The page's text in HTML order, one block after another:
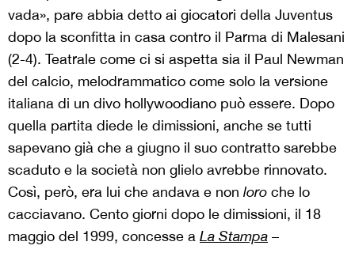
vada», pare abbia detto ai giocatori della Juventus
dopo la sconfitta in casa contro il Parma di Malesani
(2-4). Teatrale come ci si aspetta sia il Paul Newman
del calcio, melodrammatico come solo la versione
italiana di un divo hollywoodiano può essere. Dopo
quella partita diede le dimissioni, anche se tutti
sapevano già che a giugno il suo contratto sarebbe
scaduto e la società non glielo avrebbe rinnovato.
Così, però, era lui che andava e non loro che lo
cacciavano. Cento giorni dopo le dimissioni, il 18
maggio del 1999, concesse a La Stampa –